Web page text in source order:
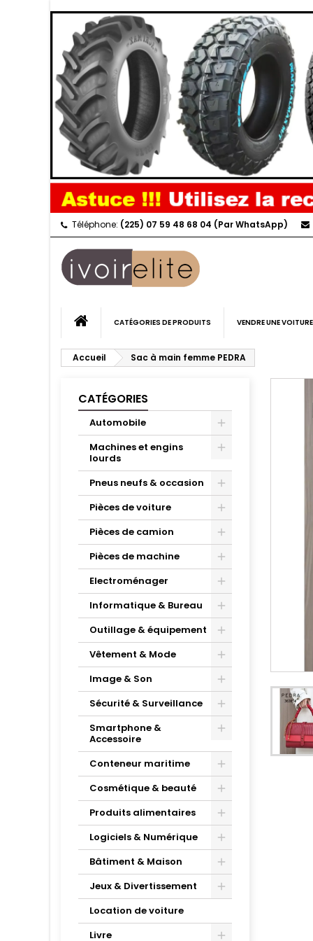
Téléphone: (225) 07 59 48 68 04 (Par WhatsApp)
CATÉGORIES DE PRODUITS VENDRE UNE VOITURE
Accueil Sac à main femme PEDRA
CATÉGORIES
Automobile
Machines et engins
lourds
Pneus neufs & occasion
Pièces de voiture
Pièces de camion
Pièces de machine
Electroménager
Informatique & Bureau
Outillage & équipement
Vêtement & Mode
Image & Son
Sécurité & Surveillance
Smartphone &
Accessoire
Conteneur maritime
Cosmétique & beauté
Produits alimentaires
Logiciels & Numérique
Bâtiment & Maison
Jeux & Divertissement
Location de voiture
Livre